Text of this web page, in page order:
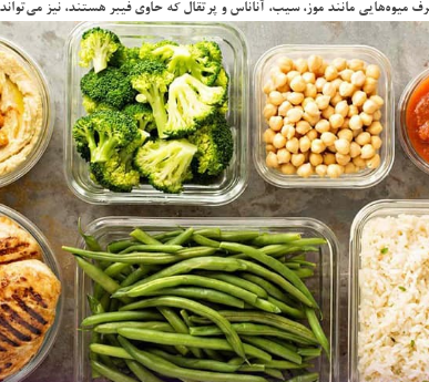
مانند موز، سيب، آناناس و پرتقال كه حاوي فيبر هستند، نيز